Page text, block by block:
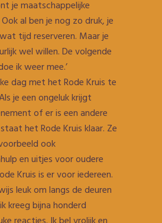
je maatschappelijke
al ben je nog zo druk, je
tijd reserveren. Maar je
wel willen. De volgende
ik weer mee.’
dag met het Rode Kruis te
je een ongeluk krijgt
of er is een andere
het Rode Kruis klaar. Ze
ook
en uitjes voor oudere
Kruis is er voor iedereen.
leuk om langs de deuren
kreeg bijna honderd